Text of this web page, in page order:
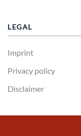
LEGAL
Imprint
Privacy policy
Disclaimer